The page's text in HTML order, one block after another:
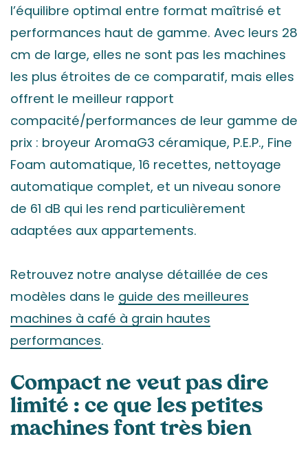
l’équilibre optimal entre format maîtrisé et
performances haut de gamme. Avec leurs 28
cm de large, elles ne sont pas les machines
les plus étroites de ce comparatif, mais elles
offrent le meilleur rapport
compacité/performances de leur gamme de
prix : broyeur AromaG3 céramique, P.E.P., Fine
Foam automatique, 16 recettes, nettoyage
automatique complet, et un niveau sonore
de 61 dB qui les rend particulièrement
adaptées aux appartements.
Retrouvez notre analyse détaillée de ces
modèles dans le guide des meilleures
machines à café à grain hautes
performances.
Compact ne veut pas dire
limité : ce que les petites
machines font très bien